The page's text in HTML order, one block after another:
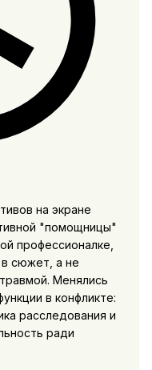
на экране
"помощницы"
профессионалке,
в сюжет, а не
Менялись
в конфликте:
расследования и
ради